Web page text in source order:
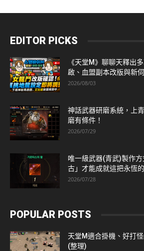
EDITOR PICKS
《天堂M》聊聊天釋出
啟、血盟副本改版與新
2026/08/03
神話武器研磨系統，上
磨有條件！
2026/07/29
唯一級武器(青武)製作
古」才能成就這把永恆
2026/07/28
POPULAR POSTS
天堂M適合掛機、好打
(整理)